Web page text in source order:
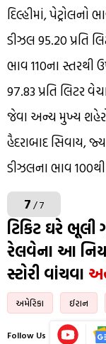
દિલ્હીમાં, પેટ્રોલનો
ડીઝલ ₹95.20 પ્રતિ
ભાવ ₹110ના સ્તરથી
₹97.83 પ્રતિ લિટર
જેવા અન્ય મુખ્ય
હૈદરાબાદ સિવાય,
ડીઝલના ભાવ
7/ 7
ટિકિટ ઘરે ભૂલી
રેલવેના આ
સ્ટોરી વાંચવા
અમેરિકા ઈરાન
Follow Us